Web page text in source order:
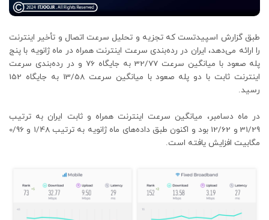
طبق گزارش اسپیدتست که تجزیه و تحلیل سرعت اتصال و تأخیر اینترنت
را ارائه می‌دهد، ایران در رده‌بندی سرعت اینترنت همراه در ماه ژانویه با پنج
پله صعود با میانگین سرعت 32/77 به جایگاه 76 و در رده‌بندی سرعت
اینترنت ثابت با دو پله صعود با میانگین سرعت 13/58 به جایگاه 152
رسید.
در ماه دسامبر، میانگین سرعت اینترنت همراه و ثابت ایران به ترتیب
31/29 و 12/62 بود و اکنون طبق داده‌های ماه ژانویه به ترتیب 1/48 و 0/96
مگابیت افزایش یافته است.